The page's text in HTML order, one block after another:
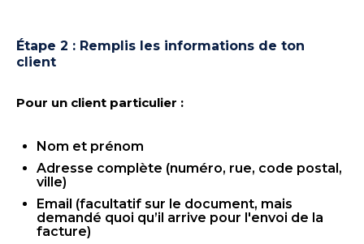
Étape 2 : Remplis les informations de ton
client
Pour un client particulier :
Nom et prénom
Adresse complète (numéro, rue, code postal,
ville)
Email (facultatif sur le document, mais
demandé quoi qu’il arrive pour l'envoi de la
facture)